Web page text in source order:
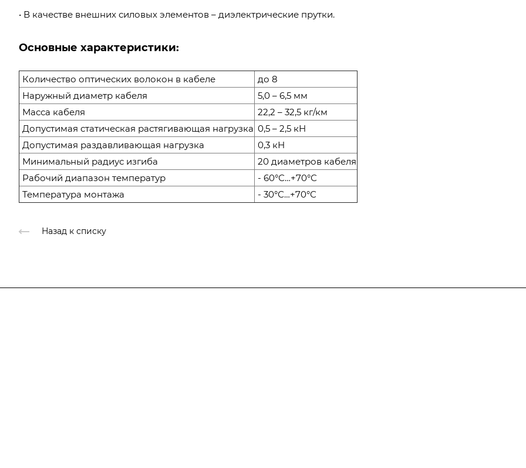
• В качестве внешних силовых элементов – диэлектрические прутки.
Основные характеристики:
Количество оптических волокон в кабеле
до 8
Наружный диаметр кабеля
5,0 – 6,5 мм
Масса кабеля
22,2 – 32,5 кг/км
Допустимая статическая растягивающая нагрузка 0,5 – 2,5 кН
Допустимая раздавливающая нагрузка
0,3 кН
Минимальный радиус изгиба
20 диаметров кабеля
Рабочий диапазон температур
- 60°С…+70°С
Температура монтажа
- 30°С…+70°С
Назад к списку